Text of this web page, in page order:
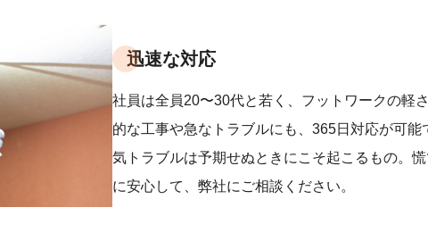
迅速な対応
社員は全員20〜30代と若く、フットワークの軽
的な工事や急なトラブルにも、365日対応が可能
気トラブルは予期せぬときにこそ起こるもの。
に安心して、弊社にご相談ください。